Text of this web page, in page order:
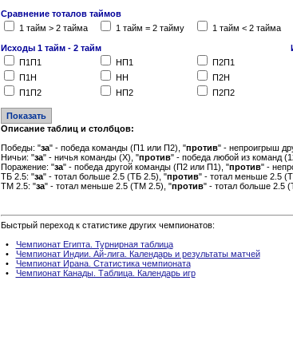
Сравнение тоталов таймов
1 тайм > 2 тайма
1 тайм = 2 тайму 1 тайм < 2 тайма
Исходы 1 тайм - 2 тайм
П1П1
П1Н
П1П2
НП1
НН
НП2
П2П1
П2Н
П2П2
Описание таблиц и столбцов:
Победы: "за" - победа команды (П1 или П2), "против" - непроигрыш
Ничьи: "за" - ничья команды (Х), "против" - победа любой из команд
Поражение: "за" - победа другой команды (П2 или П1), "против" -
ТБ 2.5: "за" - тотал больше 2.5 (ТБ 2.5), "против" - тотал меньше 2.5
ТМ 2.5: "за" - тотал меньше 2.5 (ТМ 2.5), "против" - тотал больше 2.5
Быстрый переход к статистике других чемпионатов:
• Чемпионат Египта. Турнирная таблица
• Чемпионат Индии. Ай-лига. Календарь и результаты матчей
• Чемпионат Ирана. Статистика чемпионата
• Чемпионат Канады. Таблица. Календарь игр